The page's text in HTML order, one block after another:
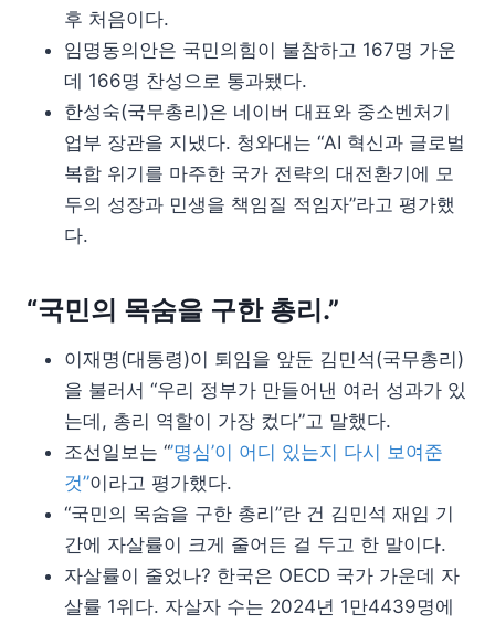
후 처음이다.
임명동의안은 국민의힘이 불참하고 167명 가운
데 166명 찬성으로 통과됐다.
한성숙(국무총리)은 네이버 대표와 중소벤처기
업부 장관을 지냈다. 청와대는 “AI 혁신과 글로벌
복합 위기를 마주한 국가 전략의 대전환기에 모
두의 성장과 민생을 책임질 적임자”라고 평가했
다.
“국민의 목숨을 구한 총리.”
이재명(대통령)이 퇴임을 앞둔 김민석(국무총리)
을 불러서 “우리 정부가 만들어낸 여러 성과가 있
는데, 총리 역할이 가장 컸다”고 말했다.
조선일보는 “’명심’이 어디 있는지 다시 보여준
것”이라고 평가했다.
“국민의 목숨을 구한 총리”란 건 김민석 재임 기
간에 자살률이 크게 줄어든 걸 두고 한 말이다.
자살률이 줄었나? 한국은 OECD 국가 가운데 자
살률 1위다. 자살자 수는 2024년 1만4439명에